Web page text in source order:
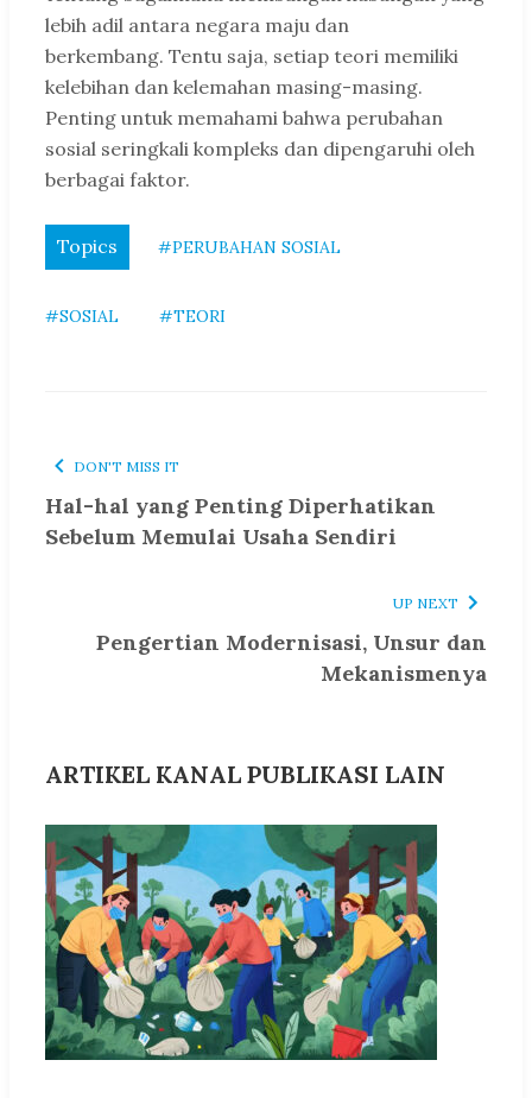
lebih adil antara negara maju dan
berkembang. Tentu saja, setiap teori memiliki
kelebihan dan kelemahan masing-masing.
Penting untuk memahami bahwa perubahan
sosial seringkali kompleks dan dipengaruhi oleh
berbagai faktor.
Topics #PERUBAHAN SOSIAL
#SOSIAL #TEORI
DON'T MISS IT
Hal-hal yang Penting Diperhatikan
Sebelum Memulai Usaha Sendiri
UP NEXT
Pengertian Modernisasi, Unsur dan
Mekanismenya
ARTIKEL KANAL PUBLIKASI LAIN